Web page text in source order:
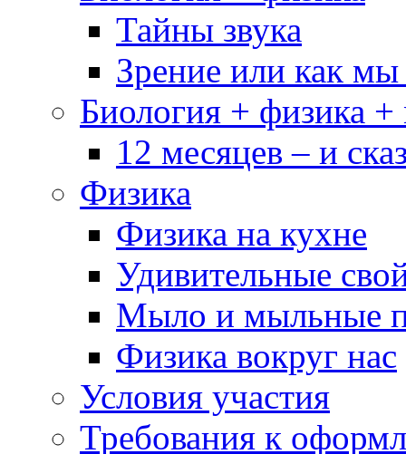
Тайны звука
Зрение или как
Биология + физика +
12 месяцев – и
Физика
Физика на кухне
Удивительные
Мыло и мыльные
Физика вокруг нас
Условия участия
Требования к